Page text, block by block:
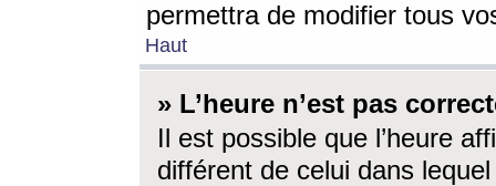
permettra de modifier tous
Haut
» L’heure n’est pas
Il est possible que l’heure
différent de celui dans